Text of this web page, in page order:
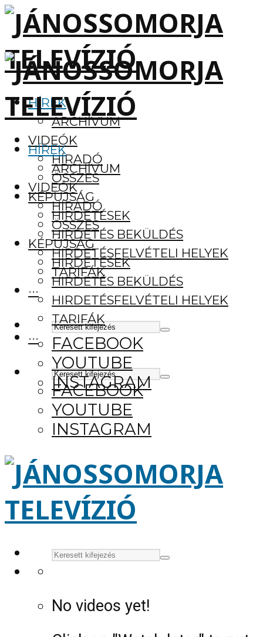
HÍREK
ARCHÍVUM
VIDEÓK
HÍRADÓ
ÖSSZES
KÉPÚJSÁG
HIRDETÉSEK
HIRDETÉS BEKÜLDÉS
HIRDETÉSFELVÉTELI HELYEK
TARIFÁK
···
FACEBOOK
YOUTUBE
INSTAGRAM
HÍREK
ARCHÍVUM
VIDEÓK
HÍRADÓ
ÖSSZES
KÉPÚJSÁG
HIRDETÉSEK
HIRDETÉS BEKÜLDÉS
HIRDETÉSFELVÉTELI HELYEK
TARIFÁK
···
FACEBOOK
YOUTUBE
INSTAGRAM
No videos yet!